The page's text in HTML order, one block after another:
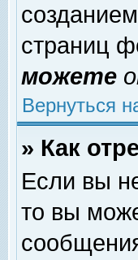
страниц
можете
Вернуться
» Как
Если вы
то вы